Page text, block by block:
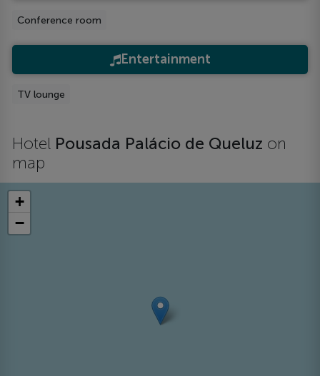
Conference room
Entertainment
TV lounge
Hotel Pousada Palácio de Queluz on
map
+
−